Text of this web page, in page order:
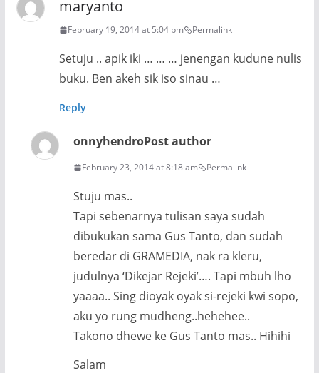
maryanto
February 19, 2014 at 5:04 pm Permalink
Setuju .. apik iki … … … jenengan kudune nulis
buku. Ben akeh sik iso sinau …
Reply
onnyhendroPost author
February 23, 2014 at 8:18 am Permalink
Stuju mas..
Tapi sebenarnya tulisan saya sudah
dibukukan sama Gus Tanto, dan sudah
beredar di GRAMEDIA, nak ra kleru,
judulnya ‘Dikejar Rejeki’…. Tapi mbuh lho
yaaaa.. Sing dioyak oyak si-rejeki kwi sopo,
aku yo rung mudheng..hehehee..
Takono dhewe ke Gus Tanto mas.. Hihihi
Salam